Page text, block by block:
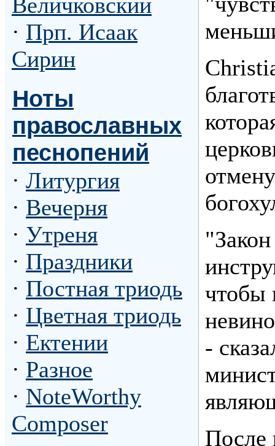
· Прп. Исаак
Сирин
Ноты
православных
песнопений
· Литургия
· Вечерня
· Утреня
· Праздники
· Постная триодь
· Цветная триодь
· Ектении
· Разное
· NoteWorthy
Composer
"Закон
чтобы
-
После